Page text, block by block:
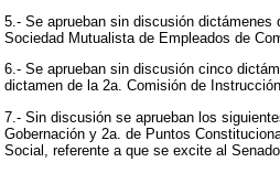
5.- Se aprueban sin discusión
Sociedad Mutualista de Empleados de
6.- Se aprueban sin discusión cinco
dictamen de la 2a. Comisión de
7.- Sin discusión se aprueban los
Gobernación y 2a. de Puntos
Social, referente a que se excite al